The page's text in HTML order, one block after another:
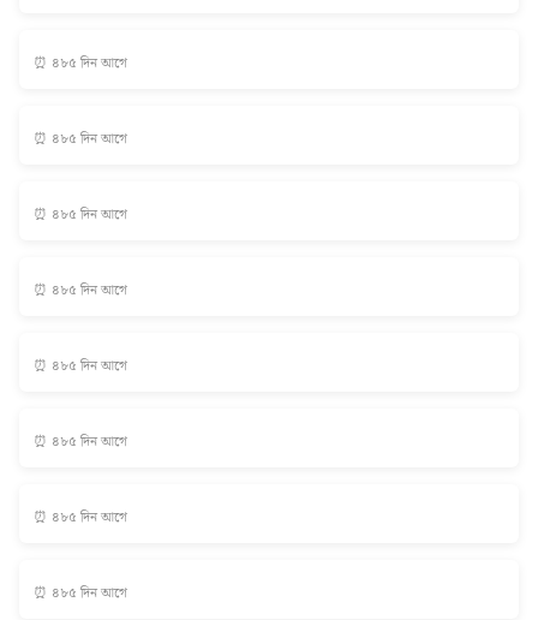
⏰ ৪৮৫ দিন আগে
⏰ ৪৮৫ দিন আগে
⏰ ৪৮৫ দিন আগে
⏰ ৪৮৫ দিন আগে
⏰ ৪৮৫ দিন আগে
⏰ ৪৮৫ দিন আগে
⏰ ৪৮৫ দিন আগে
⏰ ৪৮৫ দিন আগে